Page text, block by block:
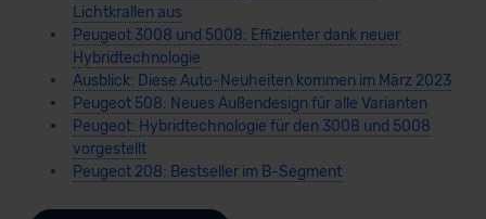
Lichtkrallen aus
Peugeot 3008 und 5008: Effizienter dank neuer
Hybridtechnologie
Ausblick: Diese Auto-Neuheiten kommen im März 2023
Peugeot 508: Neues Außendesign für alle Varianten
Peugeot: Hybridtechnologie für den 3008 und 5008
vorgestellt
Peugeot 208: Bestseller im B-Segment